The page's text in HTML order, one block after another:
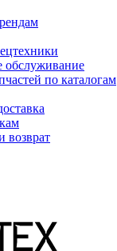
обслуживание
по каталогам
возврат